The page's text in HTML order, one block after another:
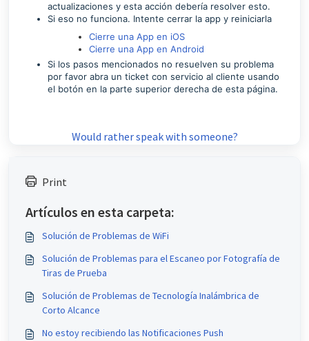
actualizaciones y esta acción debería resolver esto.
Si eso no funciona. Intente cerrar la app y reiniciarla
Cierre una App en iOS
Cierre una App en Android
Si los pasos mencionados no resuelven su problema
por favor abra un ticket con servicio al cliente usando
el botón en la parte superior derecha de esta página.
Would rather speak with someone?
Print
Artículos en esta carpeta:
Solución de Problemas de WiFi
Solución de Problemas para el Escaneo por Fotografía de
Tiras de Prueba
Solución de Problemas de Tecnología Inalámbrica de
Corto Alcance
No estoy recibiendo las Notificaciones Push